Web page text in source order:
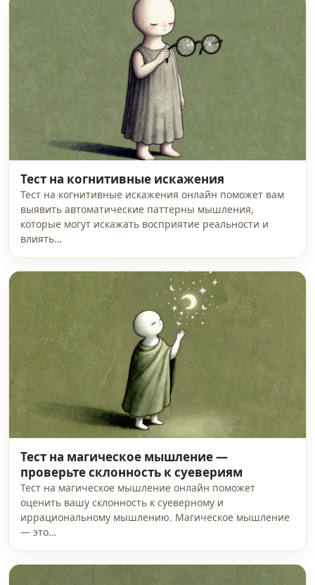
Тест на когнитивные искажения
Тест на когнитивные искажения онлайн поможет вам
выявить автоматические паттерны мышления,
которые могут искажать восприятие реальности и
влиять…
Тест на магическое мышление —
проверьте склонность к суевериям
Тест на магическое мышление онлайн поможет
оценить вашу склонность к суеверному и
иррациональному мышлению. Магическое мышление
— это…